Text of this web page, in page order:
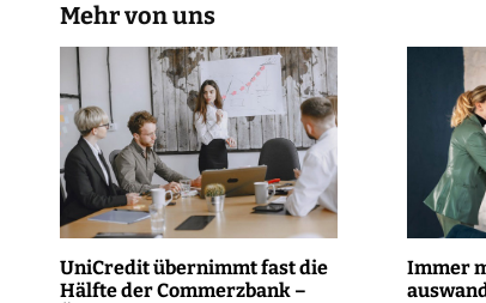
a
i
o
n
Mehr von uns
UniCredit übernimmt fast die
Hälfte der Commerzbank –
Immer